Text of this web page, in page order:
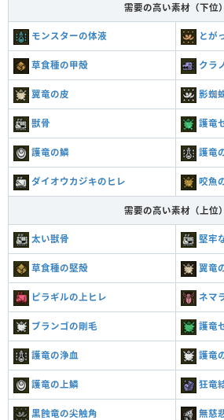
需要の高い素材（下位）
モンスターの体液 とが
草食種の甲殻 クラ
翼竜の皮 影蜘
獣骨 護竜
護竜の鱗 護竜
ダイオウカジキのヒレ 咬魚
需要の高い素材（上位）
太い獣骨 堅牢
草食種の堅殻 翼竜
ピラギルの上ヒレ ネマ
ブランゴの剛毛 護竜
護竜の浄血 護竜
護竜の上鱗 狂竜
黒蝕竜の尖触角 無慈